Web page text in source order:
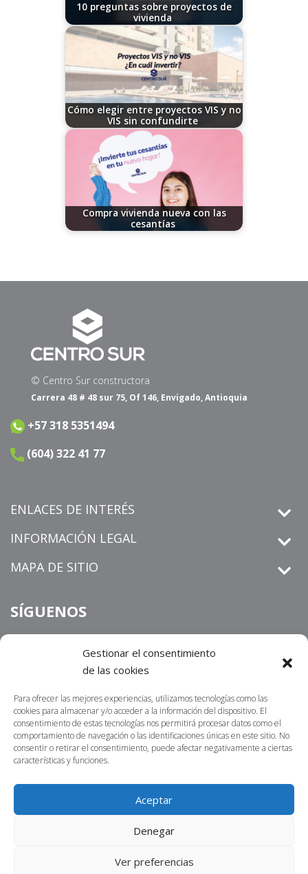
Gestionar el consentimiento
de las cookies
Para ofrecer las mejores experiencias, utilizamos tecnologías como las
cookies para almacenar y/o acceder a la información del dispositivo. El
consentimiento de estas tecnologías nos permitirá procesar datos como el
comportamiento de navegación o las identificaciones únicas en este sitio. No
consentir o retirar el consentimiento, puede afectar negativamente a ciertas
características y funciones.
Aceptar
Denegar
Ver preferencias
10 preguntas sobre proyectos de
vivienda
11/07/2024
Cómo elegir entre proyectos VIS y no
VIS sin confundirte
10/28/2025
Compra vivienda nueva con las
cesantías
© Centro Sur constructora
Carrera 48 # 48 sur 75, Of 146, Envigado, Antioquia
+57 318 5351494
(604) 322 41 77
ENLACES DE INTERÉS
INFORMACIÓN LEGAL
MAPA DE SITIO
SÍGUENOS
Informamos que losderechos de petición
radicados por un medio distinto al establecido en nuestra sitio
webhttps://centrosur.co/clientes/,La dirección
electrónica o física para notificaciones judiciales no serán
acusados de recibidos ni tramitados. Lo invitamos a
contactarnos por nuestros canales oficiales; nuestro propósito